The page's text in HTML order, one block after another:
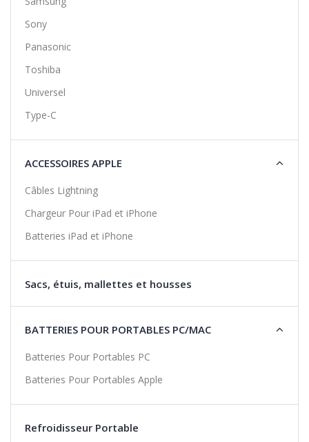
Sony
Panasonic
Toshiba
Universel
Type-C
ACCESSOIRES APPLE
Câbles Lightning
Chargeur Pour iPad et iPhone
Batteries iPad et iPhone
Sacs, étuis, mallettes et housses
BATTERIES POUR PORTABLES PC/MAC
Batteries Pour Portables PC
Batteries Pour Portables Apple
Refroidisseur Portable